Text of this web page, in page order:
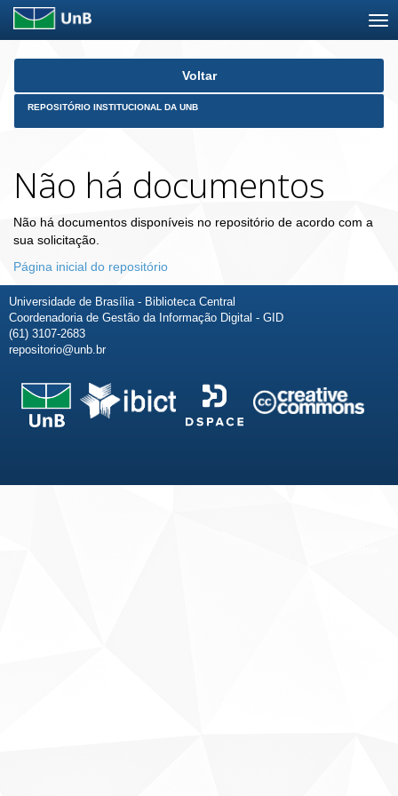
Skip
Voltar
REPOSITÓRIO INSTITUCIONAL DA UNB
Não há documentos
Não há documentos disponíveis no repositório de acordo com a
sua solicitação.
Página inicial do repositório
Universidade de Brasília - Biblioteca Central
Coordenadoria de Gestão da Informação Digital - GID
(61) 3107-2683
repositorio@unb.br